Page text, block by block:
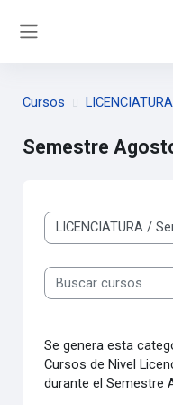
Cursos LICENCIATURA
Semestre
Categorías
Buscar cursos
Se genera esta
Cursos de Nivel
durante el Semestre